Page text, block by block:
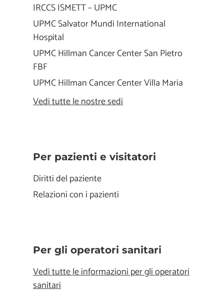
IRCCS ISMETT – UPMC
UPMC Salvator Mundi International
Hospital
UPMC Hillman Cancer Center San Pietro
FBF
UPMC Hillman Cancer Center Villa Maria
Vedi tutte le nostre sedi
Per pazienti e visitatori
Diritti del paziente
Relazioni con i pazienti
Per gli operatori sanitari
Vedi tutte le informazioni per gli operatori
sanitari